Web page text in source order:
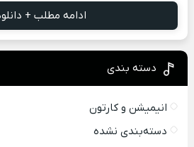
ادامه مطلب +
دسته بندی
انیمیشن و کارتون
دسته‌بندی نشده